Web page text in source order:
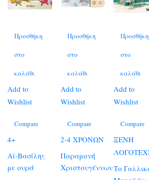
Προσθήκη
στο
καλάθι
Add to
Wishlist
Compare
4+
Αϊ-Βασίλης
με ουρά
Προσθήκη
στο
καλάθι
Add to
Wishlist
Compare
2-4 ΧΡΟΝΩΝ
Παραμονή
Χριστουγέννων
Προσθήκη
στο
καλάθι
Add to
Wishlist
Compare
ΞΕΝΗ
Το